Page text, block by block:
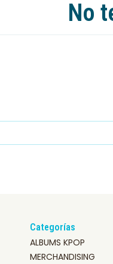
No
Categorías
ALBUMS KPOP
MERCHANDISING